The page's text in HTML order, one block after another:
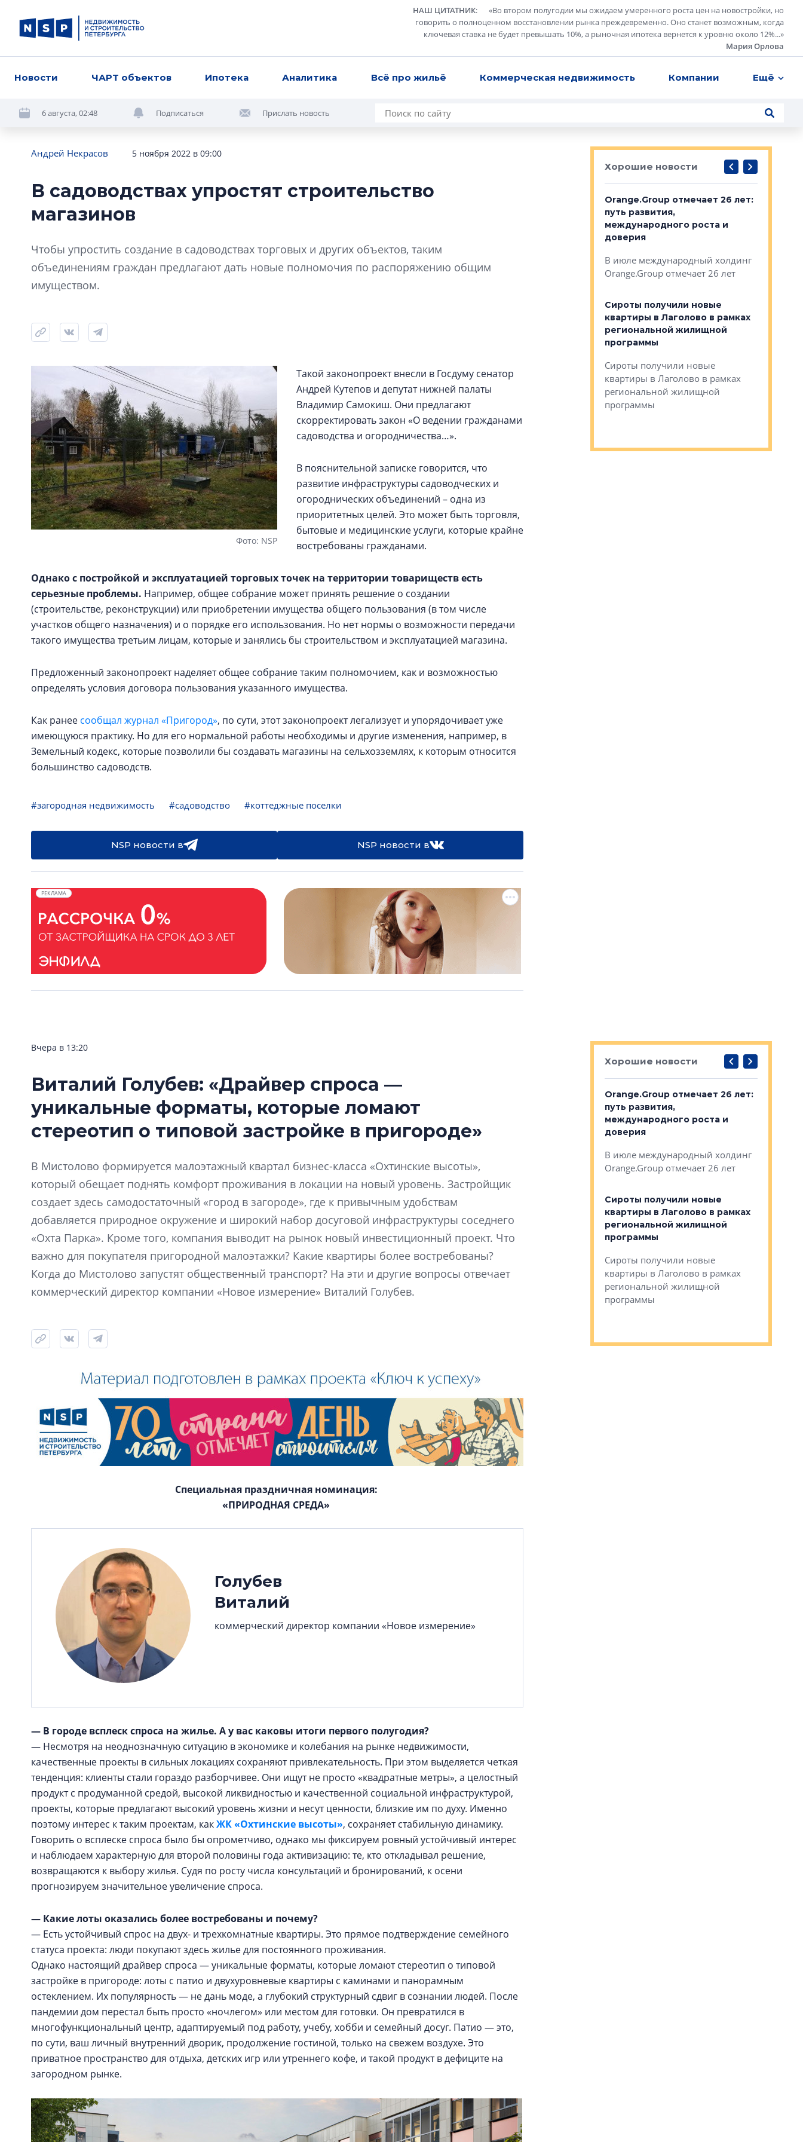
НАШ ЦИТАТНИК: «Во втором полугодии мы ожидаем умеренного роста цен на новостройки, но
говорить о полноценном восстановлении рынка преждевременно. Оно станет возможным, когда
ключевая ставка не будет превышать 10%, а рыночная ипотека вернется к уровню около 12%...»
Мария Орлова
Новости ЧАРТ объектов Ипотека Аналитика Всё про жильё Коммерческая недвижимость Компании Ещё
6 августа, 02:48 Подписаться Прислать новость
Андрей Некрасов 5 ноября 2022 в 09:00
В садоводствах упростят строительство
магазинов
Чтобы упростить создание в садоводствах торговых и других объектов, таким
объединениям граждан предлагают дать новые полномочия по распоряжению общим
имуществом.
Фото: NSP
Такой законопроект внесли в Госдуму сенатор
Андрей Кутепов и депутат нижней палаты
Владимир Самокиш. Они предлагают
скорректировать закон «О ведении гражданами
садоводства и огородничества…».
В пояснительной записке говорится, что
развитие инфраструктуры садоводческих и
огороднических объединений – одна из
приоритетных целей. Это может быть торговля,
бытовые и медицинские услуги, которые крайне
востребованы гражданами.
Однако с постройкой и эксплуатацией торговых точек на территории товариществ есть
серьезные проблемы. Например, общее собрание может принять решение о создании
(строительстве, реконструкции) или приобретении имущества общего пользования (в том числе
участков общего назначения) и о порядке его использования. Но нет нормы о возможности передачи
такого имущества третьим лицам, которые и занялись бы строительством и эксплуатацией магазина.
Предложенный законопроект наделяет общее собрание таким полномочием, как и возможностью
определять условия договора пользования указанного имущества.
Как ранее сообщал журнал «Пригород», по сути, этот законопроект легализует и упорядочивает уже
имеющуюся практику. Но для его нормальной работы необходимы и другие изменения, например, в
Земельный кодекс, которые позволили бы создавать магазины на сельхозземлях, к которым относится
большинство садоводств.
#загородная недвижимость #садоводство #коттеджные поселки
NSP новости в NSP новости в
РЕКЛАМА
Хорошие новости
конкурса строителей «Нам песня
строить и жить помогает»
Петербурга появился еще один
центр совмещенного образования
Orange.Group отмечает 26 лет:
путь развития,
международного роста и
доверия
В июле международный холдинг
Orange.Group отмечает 26 лет
Сироты получили новые
квартиры в Лаголово в рамках
региональной жилищной
программы
Сироты получили новые
квартиры в Лаголово в рамках
региональной жилищной
программы
Вчера в 13:20
Виталий Голубев: «Драйвер спроса —
уникальные форматы, которые ломают
стереотип о типовой застройке в пригороде»
В Мистолово формируется малоэтажный квартал бизнес-класса «Охтинские высоты»,
который обещает поднять комфорт проживания в локации на новый уровень. Застройщик
создает здесь самодостаточный «город в загороде», где к привычным удобствам
добавляется природное окружение и широкий набор досуговой инфраструктуры соседнего
«Охта Парка». Кроме того, компания выводит на рынок новый инвестиционный проект. Что
важно для покупателя пригородной малоэтажки? Какие квартиры более востребованы?
Когда до Мистолово запустят общественный транспорт? На эти и другие вопросы отвечает
коммерческий директор компании «Новое измерение» Виталий Голубев.
Специальная праздничная номинация:
«ПРИРОДНАЯ СРЕДА»
Голубев
Виталий
коммерческий директор компании «Новое измерение»
— В городе всплеск спроса на жилье. А у вас каковы итоги первого полугодия?
— Несмотря на неоднозначную ситуацию в экономике и колебания на рынке недвижимости,
качественные проекты в сильных локациях сохраняют привлекательность. При этом выделяется четкая
тенденция: клиенты стали гораздо разборчивее. Они ищут не просто «квадратные метры», а целостный
продукт с продуманной средой, высокой ликвидностью и качественной социальной инфраструктурой,
проекты, которые предлагают высокий уровень жизни и несут ценности, близкие им по духу. Именно
поэтому интерес к таким проектам, какЖК «Охтинские высоты», сохраняет стабильную динамику.
Говорить о всплеске спроса было бы опрометчиво, однако мы фиксируем ровный устойчивый интерес
и наблюдаем характерную для второй половины года активизацию: те, кто откладывал решение,
возвращаются к выбору жилья. Судя по росту числа консультаций и бронирований, к осени
прогнозируем значительное увеличение спроса.
— Какие лоты оказались более востребованы и почему?
— Есть устойчивый спрос на двух- и трехкомнатные квартиры. Это прямое подтверждение семейного
статуса проекта: люди покупают здесь жилье для постоянного проживания.
Однако настоящий драйвер спроса — уникальные форматы, которые ломают стереотип о типовой
застройке в пригороде: лоты с патио и двухуровневые квартиры с каминами и панорамным
остеклением. Их популярность — не дань моде, а глубокий структурный сдвиг в сознании людей. После
пандемии дом перестал быть просто «ночлегом» или местом для готовки. Он превратился в
многофункциональный центр, адаптируемый под работу, учебу, хобби и семейный досуг. Патио — это,
по сути, ваш личный внутренний дворик, продолжение гостиной, только на свежем воздухе. Это
приватное пространство для отдыха, детских игр или утреннего кофе, и такой продукт в дефиците на
загородном рынке.
Хорошие новости
Гала-концертом завершился
девятый сезон творческого
строить и жить помогает»
В Красногвардейском районе
один центр совмещенного
образования
В Красногвардейском районе
Петербурга появился еще один
Orange.Group отмечает 26 лет:
путь развития,
международного роста и
доверия
В июле международный холдинг
Orange.Group отмечает 26 лет
Сироты получили новые
квартиры в Лаголово в рамках
региональной жилищной
программы
Сироты получили новые
квартиры в Лаголово в рамках
региональной жилищной
программы